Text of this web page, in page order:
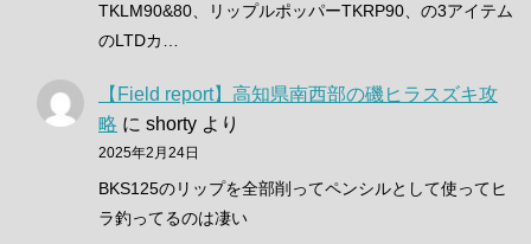
TKLM90&80、リップルポッパーTKRP90、の3アイテム
のLTDカ…
【Field report】高知県南西部の磯ヒラスズキ攻
略 に shorty より
2025年2月24日
BKS125のリップを全部削ってペンシルとして使ってヒ
ラ釣ってるのは凄い